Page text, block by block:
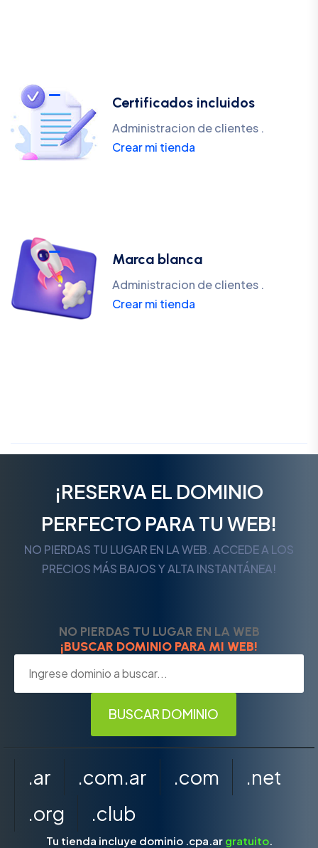
Certificados incluidos
Administracion de clientes .
Crear mi tienda
Marca blanca
Administracion de clientes .
Crear mi tienda
¡RESERVA EL DOMINIO
PERFECTO PARA TU WEB!
NO PIERDAS TU LUGAR EN LA WEB. ACCEDE A LOS
PRECIOS MÁS BAJOS Y ALTA INSTANTÁNEA!
NO PIERDAS TU LUGAR EN LA WEB
¡BUSCAR DOMINIO PARA MI WEB!
.ar .com.ar .com
.net
.org
.club
Tu tienda incluye dominio .cpa.ar gratuito.